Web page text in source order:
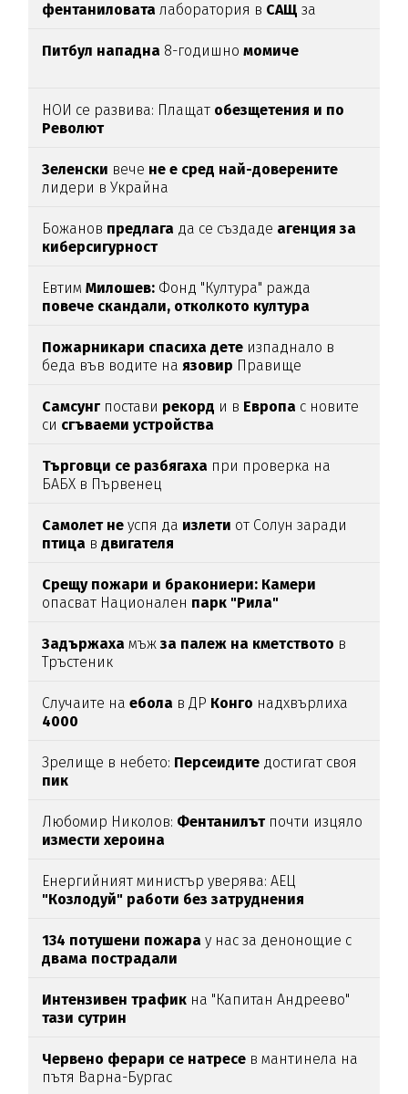
фентаниловата лаборатория в САЩ за
Питбул нападна 8-годишномомиче
НОИ се развива: Плащат обезщетения и по
Револют
Зеленски вече не е сред най-доверените
лидери в Украйна
Божанов предлага да се създаде агенция за
киберсигурност
ЕвтимМилошев: Фонд "Култура" ражда
повече скандали, отколкото култура
Пожарникари спасиха дете изпаднало в
беда във водите на язовир Правище
Самсунг постави рекорд и в Европа с новите
си сгъваеми устройства
Търговци се разбягаха при проверка на
БАБХ в Първенец
Самолет не успя да излети от Солун заради
птица вдвигателя
Срещу пожари и бракониери: Камери
опасват Национален парк "Рила"
Задържаха мъжза палеж на кметството в
Тръстеник
Случаите наебола в ДР Конго надхвърлиха
4000
Зрелище в небето: Персеидите достигат своя
пик
Любомир Николов: Фентанилътпочти изцяло
измести хероина
Енергийният министър уверява: АЕЦ
"Козлодуй" работи без затруднения
134 потушени пожара у нас за денонощие с
двама пострадали
Интензивен трафик на "Капитан Андреево"
тази сутрин
Червено ферари се натресе в мантинела на
пътя Варна-Бургас